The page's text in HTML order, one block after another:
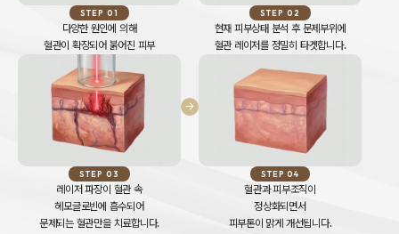
STEP 01
다양한 원인에 의해
혈관이 확장되어 붉어진 피부
STEP 02
현재 피부상태 분석 후 문제부위에
혈관 레이저를 정밀히 타겟합니다.
STEP 03
레이저 파장이 혈관 속
헤모글로빈에 흡수되어
문제되는 혈관만을 치료합니다.
STEP 04
혈관과 피부조직이
정상화되면서
피부톤이 맑게 개선됩니다.